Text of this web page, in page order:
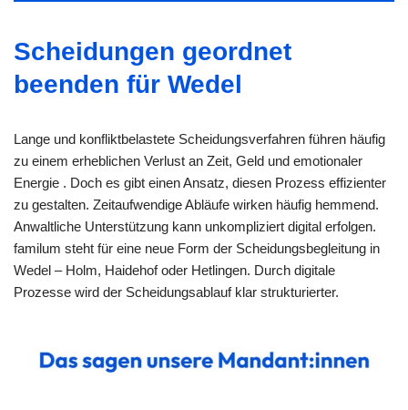
Scheidungen geordnet
beenden für Wedel
Lange und konfliktbelastete Scheidungsverfahren führen häufig
zu einem erheblichen Verlust an Zeit, Geld und emotionaler
Energie . Doch es gibt einen Ansatz, diesen Prozess effizienter
zu gestalten. Zeitaufwendige Abläufe wirken häufig hemmend.
Anwaltliche Unterstützung kann unkompliziert digital erfolgen.
familum steht für eine neue Form der Scheidungsbegleitung in
Wedel – Holm, Haidehof oder Hetlingen. Durch digitale
Prozesse wird der Scheidungsablauf klar strukturierter.